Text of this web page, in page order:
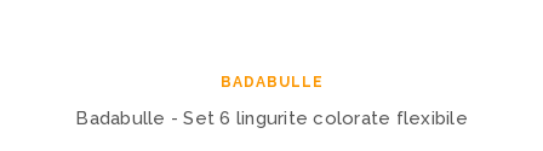
BADABULLE
Badabulle - Set 6 lingurite colorate flexibile